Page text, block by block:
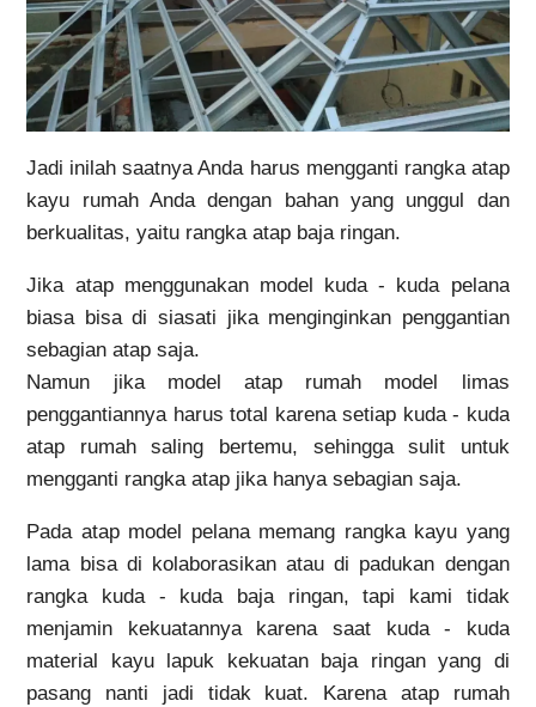
Jadi inilah saatnya Anda harus mengganti rangka atap
kayu rumah Anda dengan bahan yang unggul dan
berkualitas, yaitu rangka atap baja ringan.
Jika atap menggunakan model kuda - kuda pelana
biasa bisa di siasati jika menginginkan penggantian
sebagian atap saja.
Namun jika model atap rumah model limas
penggantiannya harus total karena setiap kuda - kuda
atap rumah saling bertemu, sehingga sulit untuk
mengganti rangka atap jika hanya sebagian saja.
Pada atap model pelana memang rangka kayu yang
lama bisa di kolaborasikan atau di padukan dengan
rangka kuda - kuda baja ringan, tapi kami tidak
menjamin kekuatannya karena saat kuda - kuda
material kayu lapuk kekuatan baja ringan yang di
pasang nanti jadi tidak kuat. Karena atap rumah